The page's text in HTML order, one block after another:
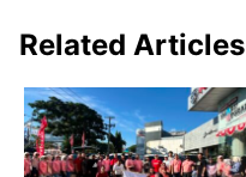
Related Articles